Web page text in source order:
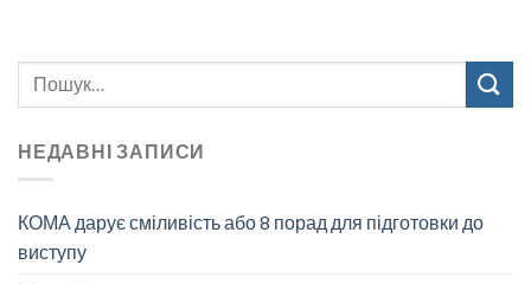
НЕДАВНІ ЗАПИСИ
КОМА дарує сміливість або 8 порад для підготовки до
виступу